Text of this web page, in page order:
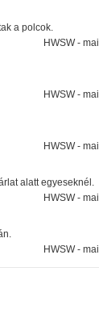
a polcok.
HWSW - mai
HWSW - mai
HWSW - mai
alatt egyeseknél.
HWSW - mai
HWSW - mai